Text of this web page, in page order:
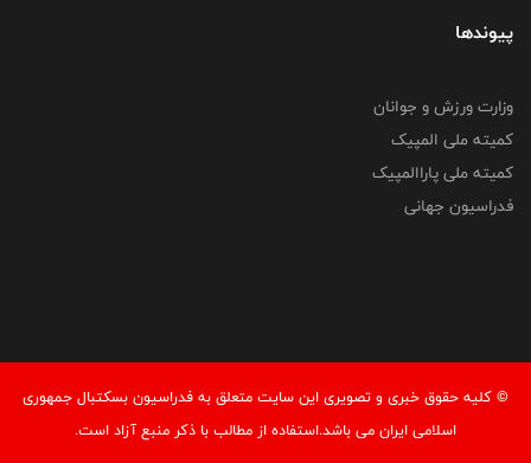
پیوندها
وزارت ورزش و جوانان
کمیته ملی المپیک
کمیته ملی پاراالمپیک
فدراسیون جهانی
© کليه حقوق خبری و تصويری اين سايت متعلق به فدراسیون بسکتبال جمهوری
اسلامی ایران می باشد.استفاده از مطالب با ذكر منبع آزاد است.